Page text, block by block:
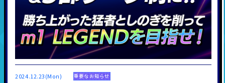
2024.12.23(Mon) 重要なお知らせ